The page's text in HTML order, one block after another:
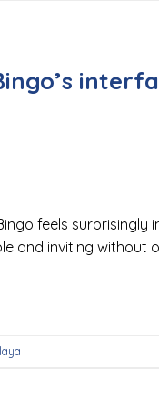
feels
and inviting without